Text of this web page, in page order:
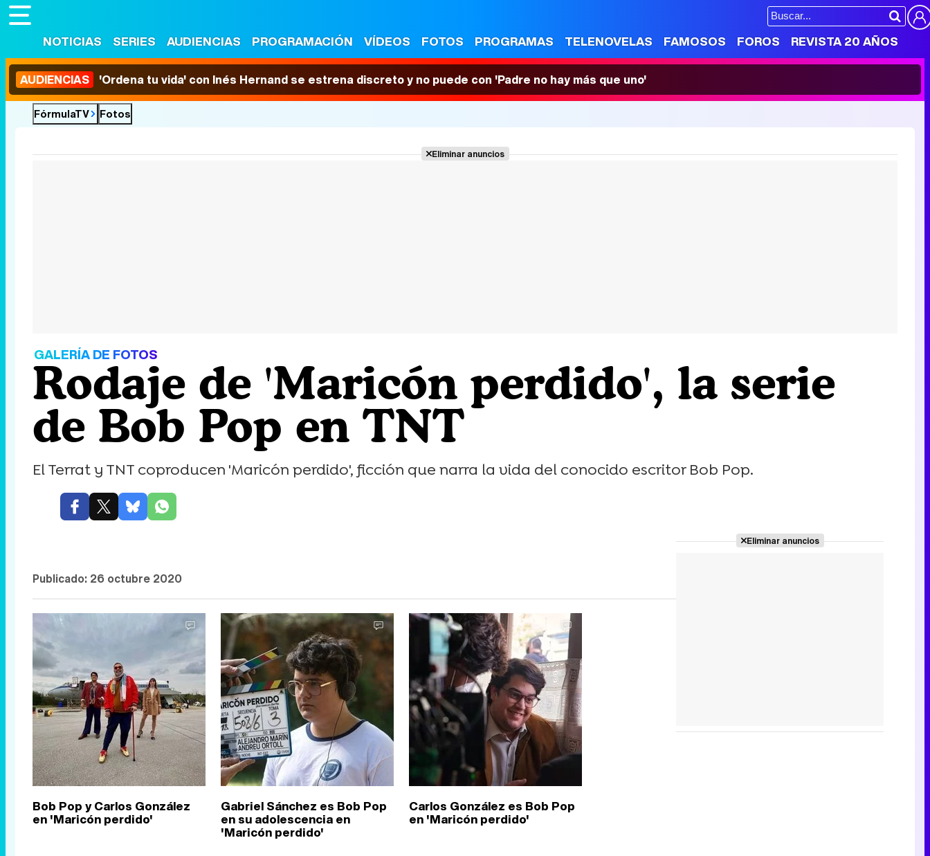
NOTICIAS SERIES AUDIENCIAS PROGRAMACIÓN VÍDEOS FOTOS PROGRAMAS TELENOVELAS FAMOSOS FOROS REVISTA 20 AÑOS
AUDIENCIAS 'Ordena tu vida' con Inés Hernand se estrena discreto y no puede con 'Padre no hay más que uno'
FórmulaTV Fotos
Eliminar anuncios
GALERÍA DE FOTOS
Rodaje de 'Maricón perdido', la serie
de Bob Pop en TNT
El Terrat y TNT coproducen 'Maricón perdido', ficción que narra la vida del conocido escritor Bob Pop.
Publicado: 26 octubre 2020
Bob Pop y Carlos González
en 'Maricón perdido'
Gabriel Sánchez es Bob Pop
en su adolescencia en
'Maricón perdido'
Carlos González es Bob Pop
en 'Maricón perdido'
Eliminar anuncios